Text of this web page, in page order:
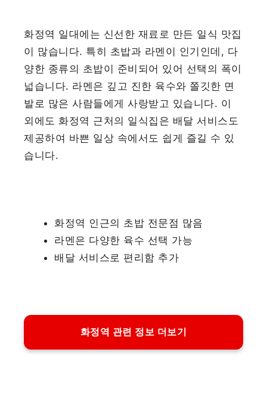
화정역 일대에는 신선한 재료로 만든 일식 맛집
이 많습니다. 특히 초밥과 라멘이 인기인데, 다
양한 종류의 초밥이 준비되어 있어 선택의 폭이
넓습니다. 라멘은 깊고 진한 육수와 쫄깃한 면
발로 많은 사람들에게 사랑받고 있습니다. 이
외에도 화정역 근처의 일식집은 배달 서비스도
제공하여 바쁜 일상 속에서도 쉽게 즐길 수 있
습니다.
화정역 인근의 초밥 전문점 많음
라멘은 다양한 육수 선택 가능
배달 서비스로 편리함 추가
화정역 관련 정보 더보기